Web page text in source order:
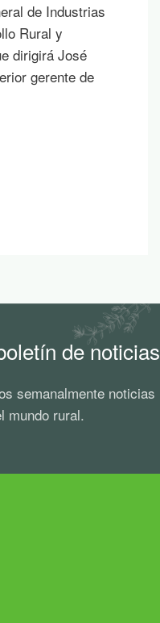
de Industrias
Rural y
dirigirá José
gerente de
de noticias
semanalmente noticias
mundo rural.